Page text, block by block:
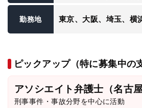
勤務地 東京、大阪、埼玉、横
ピックアップ（特に募集中の
アソシエイト弁護士（名古屋
刑事事件・事故分野を中心に活動
弁護士・税理士